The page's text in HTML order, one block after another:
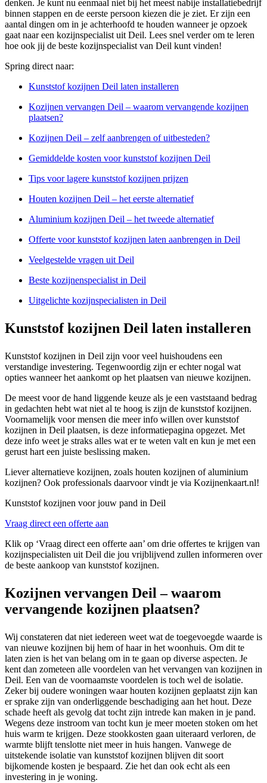
denken. Je kunt nu eenmaal niet bij het meest nabije installatiebedrijf
binnen stappen en de eerste persoon kiezen die je ziet. Er zijn een
aantal dingen om in je achterhoofd te houden wanneer je opzoek
gaat naar een kozijnspecialist uit Deil. Lees snel verder om te leren
hoe ook jij de beste kozijnspecialist van Deil kunt vinden!
Spring direct naar:
Kunststof kozijnen Deil laten installeren
Kozijnen vervangen Deil – waarom vervangende kozijnen
plaatsen?
Kozijnen Deil – zelf aanbrengen of uitbesteden?
Gemiddelde kosten voor kunststof kozijnen Deil
Tips voor lagere kunststof kozijnen prijzen
Houten kozijnen Deil – het eerste alternatief
Aluminium kozijnen Deil – het tweede alternatief
Offerte voor kunststof kozijnen laten aanbrengen in Deil
Veelgestelde vragen uit Deil
Beste kozijnenspecialist in Deil
Uitgelichte kozijnspecialisten in Deil
Kunststof kozijnen Deil laten installeren
Kunststof kozijnen in Deil zijn voor veel huishoudens een
verstandige investering. Tegenwoordig zijn er echter nogal wat
opties wanneer het aankomt op het plaatsen van nieuwe kozijnen.
De meest voor de hand liggende keuze als je een vaststaand bedrag
in gedachten hebt wat niet al te hoog is zijn de kunststof kozijnen.
Voornamelijk voor mensen die meer info willen over kunststof
kozijnen in Deil plaatsen, is deze informatiepagina opgezet. Met
deze info weet je straks alles wat er te weten valt en kun je met een
gerust hart een juiste beslissing maken.
Liever alternatieve kozijnen, zoals houten kozijnen of aluminium
kozijnen? Ook professionals daarvoor vindt je via Kozijnenkaart.nl!
Kunststof kozijnen voor jouw pand in Deil
Vraag direct een offerte aan
Klik op ‘Vraag direct een offerte aan’ om drie offertes te krijgen van
kozijnspecialisten uit Deil die jou vrijblijvend zullen informeren over
de beste aankoop van kunststof kozijnen.
Kozijnen vervangen Deil – waarom
vervangende kozijnen plaatsen?
Wij constateren dat niet iedereen weet wat de toegevoegde waarde is
van nieuwe kozijnen bij hem of haar in het woonhuis. Om dit te
laten zien is het van belang om in te gaan op diverse aspecten. Je
kent dan zometeen alle voordelen van het vervangen van kozijnen in
Deil. Een van de voornaamste voordelen is toch wel de isolatie.
Zeker bij oudere woningen waar houten kozijnen geplaatst zijn kan
er sprake zijn van onderliggende beschadiging aan het hout. Deze
schade heeft als gevolg dat tocht zijn intrede kan maken in je pand.
Wegens deze instroom van tocht kun je meer moeten stoken om het
huis warm te krijgen. Deze stookkosten gaan uiteraard verloren, de
warmte blijft tenslotte niet meer in huis hangen. Vanwege de
uitstekende isolatie van kunststof kozijnen blijven dit soort
bijkomende kosten je bespaard. Zie het dan ook echt als een
investering in je woning.